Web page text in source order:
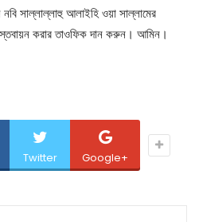
সাল্লাল্লাহু আলাইহি ওয়া সাল্লামের
করার তাওফিক দান করুন। আমিন।
Twitter Google+